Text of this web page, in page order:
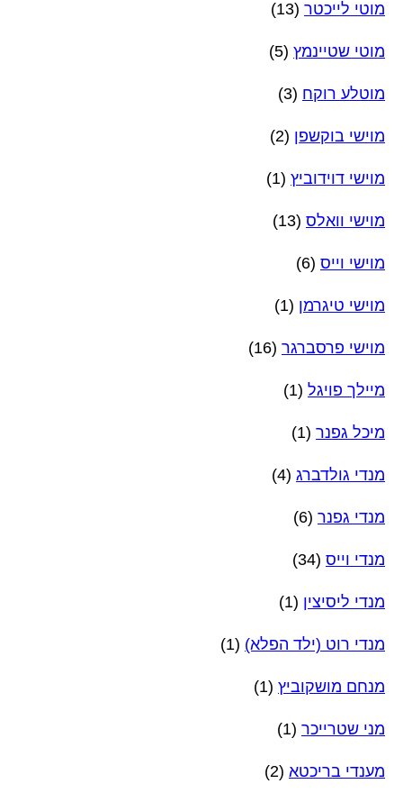
מוטי לייכטר (13)
מוטי שטיינמץ (5)
מוטלע רוקח (3)
מוישי בוקשפן (2)
מוישי דוידוביץ (1)
מוישי וואלס (13)
מוישי וייס (6)
מוישי טיגרמן (1)
מוישי פרסברגר (16)
מיילך פויגל (1)
מיכל גפנר (1)
מנדי גולדברג (4)
מנדי גפנר (6)
מנדי וייס (34)
מנדי ליסיצין (1)
מנדי רוט (ילד הפלא) (1)
מנחם מושקוביץ (1)
מני שטרייכר (1)
מענדי בריכטא (2)